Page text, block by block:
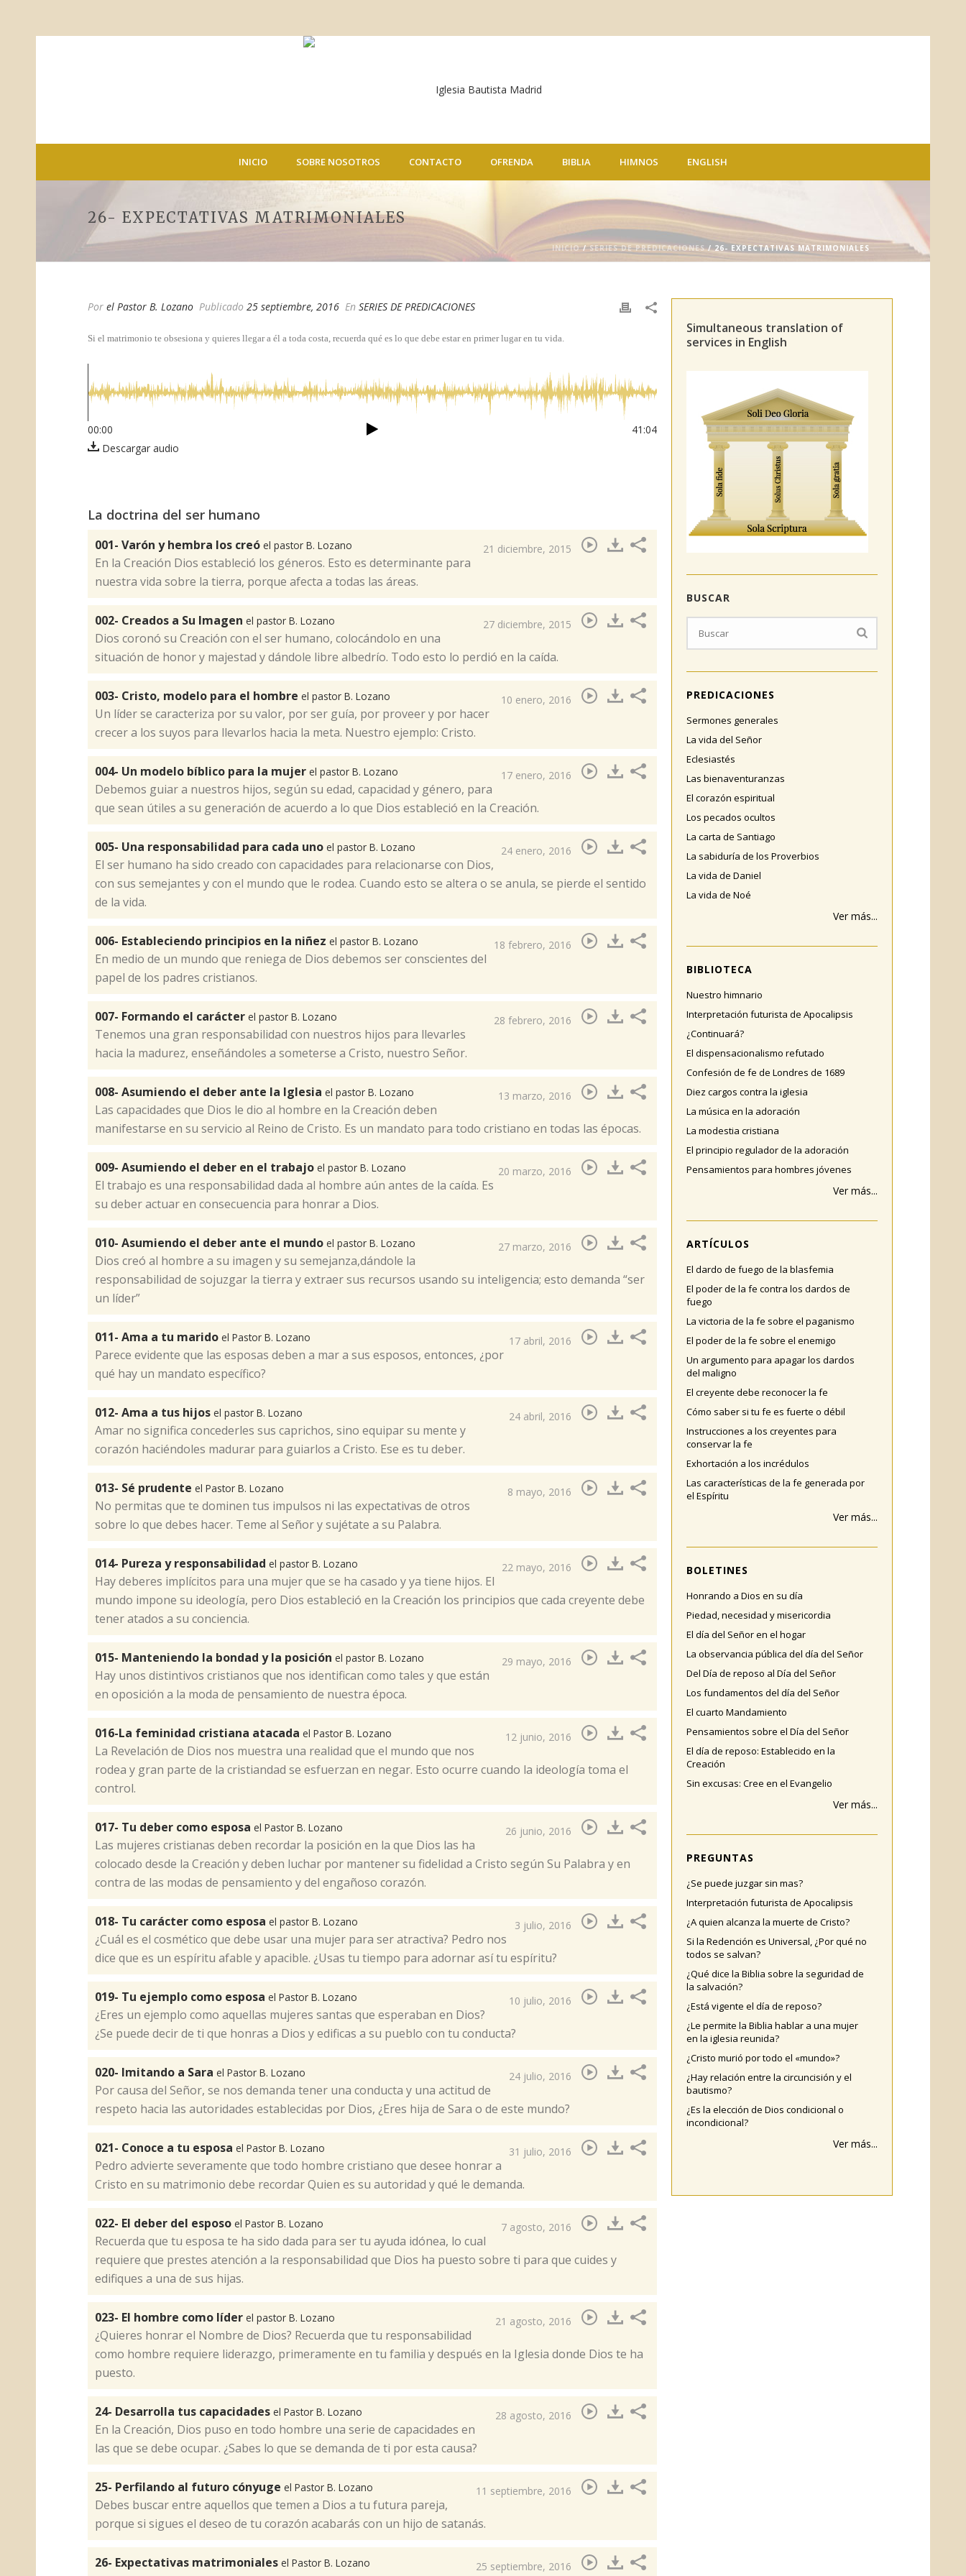
INICIO SOBRE NOSOTROS CONTACTO OFRENDA BIBLIA HIMNOS ENGLISH
26- EXPECTATIVAS MATRIMONIALES
INICIO/SERIES DE PREDICACIONES/ 26- EXPECTATIVAS MATRIMONIALES
Por el Pastor B. Lozano Publicado 25 septiembre, 2016 En SERIES DE PREDICACIONES
Si el matrimonio te obsesiona y quieres llegar a él a toda costa, recuerda qué es lo que debe estar en primer lugar en tu vida.
00:00
41:04
Descargar audio
La doctrina del ser humano
001- Varón y hembra los creó el pastor B. Lozano 21 diciembre, 2015
​En la Creación Dios estableció los géneros. Esto es determinante para
nuestra vida sobre la tierra, porque afecta a todas las áreas.
002- Creados a Su Imagen el pastor B. Lozano 27 diciembre, 2015
​Dios coronó su Creación con el ser humano, colocándolo en una
situación de honor y majestad y dándole libre albedrío. Todo esto lo perdió en la caída.
003- Cristo, modelo para el hombre el pastor B. Lozano 10 enero, 2016
​Un líder se caracteriza por su valor, por ser guía, por proveer y por hacer
crecer a los suyos para llevarlos hacia la meta. Nuestro ejemplo: Cristo.
004- Un modelo bíblico para la mujer el pastor B. Lozano 17 enero, 2016
​Debemos guiar a nuestros hijos, según su edad, capacidad y género, para
que sean útiles a su generación de acuerdo a lo que Dios estableció en la Creación.
005- Una responsabilidad para cada uno el pastor B. Lozano 24 enero, 2016
​El ser humano ha sido creado con capacidades para relacionarse con Dios,
con sus semejantes y con el mundo que le rodea. Cuando esto se altera o se anula, se pierde el sentido
de la vida.
006- Estableciendo principios en la niñez el pastor B. Lozano 18 febrero, 2016
​En medio de un mundo que reniega de Dios debemos ser conscientes del
papel de los padres cristianos.
007- Formando el carácter el pastor B. Lozano 28 febrero, 2016
​Tenemos una gran responsabilidad con nuestros hijos para llevarles
hacia la madurez, enseñándoles a someterse a Cristo, nuestro Señor.
008- Asumiendo el deber ante la Iglesia el pastor B. Lozano 13 marzo, 2016
​Las capacidades que Dios le dio al hombre en la Creación deben
manifestarse en su servicio al Reino de Cristo. Es un mandato para todo cristiano en todas las épocas.
009- Asumiendo el deber en el trabajo el pastor B. Lozano 20 marzo, 2016
El trabajo es una responsabilidad dada al hombre aún antes de la caída. Es
su deber actuar en consecuencia para honrar a Dios.​
010- Asumiendo el deber ante el mundo el pastor B. Lozano 27 marzo, 2016
​Dios creó al hombre a su imagen y su semejanza,dándole la
responsabilidad de sojuzgar la tierra y extraer sus recursos usando su inteligencia; esto demanda “ser
un líder”
011- Ama a tu marido el Pastor B. Lozano 17 abril, 2016
Parece evidente que las esposas deben a mar a sus esposos, entonces, ¿por
qué hay un mandato específico?​
012- Ama a tus hijos el pastor B. Lozano 24 abril, 2016
Amar no significa concederles sus caprichos, sino equipar su mente y
corazón haciéndoles madurar para guiarlos a Cristo. Ese es tu deber.​
013- Sé prudente el Pastor B. Lozano 8 mayo, 2016
​No permitas que te dominen tus impulsos ni las expectativas de otros
sobre lo que debes hacer. Teme al Señor y sujétate a su Palabra.
014- Pureza y responsabilidad el pastor B. Lozano 22 mayo, 2016
Hay deberes implícitos para una mujer que se ha casado y ya tiene hijos. El
mundo impone su ideología, pero Dios estableció en la Creación los principios que cada creyente debe
tener atados a su conciencia.​
015- Manteniendo la bondad y la posición el pastor B. Lozano 29 mayo, 2016
Hay unos distintivos cristianos que nos identifican como tales y que están
en oposición a la moda de pensamiento de nuestra época.​
016-La feminidad cristiana atacada el Pastor B. Lozano 12 junio, 2016
La Revelación de Dios nos muestra una realidad que el mundo que nos
rodea y gran parte de la cristiandad se esfuerzan en negar. Esto ocurre cuando la ideología toma el
control.​
017- Tu deber como esposa el Pastor B. Lozano 26 junio, 2016
Las mujeres cristianas deben recordar la posición en la que Dios las ha
colocado desde la Creación y deben luchar por mantener su fidelidad a Cristo según Su Palabra y en
contra de las modas de pensamiento y del engañoso corazón.​
018- Tu carácter como esposa el pastor B. Lozano 3 julio, 2016
¿Cuál es el cosmético que debe usar una mujer para ser atractiva? Pedro nos
dice que es un espíritu afable y apacible. ¿Usas tu tiempo para adornar así tu espíritu?​
019- Tu ejemplo como esposa el Pastor B. Lozano 10 julio, 2016
¿Eres un ejemplo como aquellas mujeres santas que esperaban en Dios?
¿Se puede decir de ti que honras a Dios y edificas a su pueblo con tu conducta?​
020- Imitando a Sara el Pastor B. Lozano 24 julio, 2016
Por causa del Señor, se nos demanda tener una conducta y una actitud de
respeto hacia las autoridades establecidas por Dios, ¿Eres hija de Sara o de este mundo? ​
021- Conoce a tu esposa el Pastor B. Lozano 31 julio, 2016
Pedro advierte severamente que todo hombre cristiano que desee honrar a
Cristo en su matrimonio debe recordar Quien es su autoridad y qué le demanda.​
022- El deber del esposo el Pastor B. Lozano 7 agosto, 2016
Recuerda que tu esposa te ha sido dada para ser tu ayuda idónea, lo cual
requiere que prestes atención a la responsabilidad que Dios ha puesto sobre ti para que cuides y
edifiques a una de sus hijas.​
023- El hombre como líder el pastor B. Lozano 21 agosto, 2016
¿Quieres honrar el Nombre de Dios? Recuerda que tu responsabilidad
como hombre requiere liderazgo, primeramente en tu familia y después en la Iglesia donde Dios te ha
puesto.
24- Desarrolla tus capacidades el Pastor B. Lozano 28 agosto, 2016
En la Creación, Dios puso en todo hombre una serie de capacidades en
las que se debe ocupar. ¿Sabes lo que se demanda de ti por esta causa?
25- Perfilando al futuro cónyuge el Pastor B. Lozano 11 septiembre, 2016
Debes buscar entre aquellos que temen a Dios a tu futura pareja,
porque si sigues el deseo de tu corazón acabarás con un hijo de satanás.​
26- Expectativas matrimoniales el Pastor B. Lozano 25 septiembre, 2016
Simultaneous translation of
services in English
BUSCAR
PREDICACIONES
Sermones generales
La vida del Señor
Eclesiastés
Las bienaventuranzas
El corazón espiritual
Los pecados ocultos
La carta de Santiago
La sabiduría de los Proverbios
La vida de Daniel
La vida de Noé
Ver más...
BIBLIOTECA
Nuestro himnario
Interpretación futurista de Apocalipsis
¿Continuará?
El dispensacionalismo refutado
Confesión de fe de Londres de 1689
Diez cargos contra la iglesia
La música en la adoración
La modestia cristiana
El principio regulador de la adoración
Pensamientos para hombres jóvenes
Ver más...
ARTÍCULOS
El dardo de fuego de la blasfemia
El poder de la fe contra los dardos de
fuego
La victoria de la fe sobre el paganismo
El poder de la fe sobre el enemigo
Un argumento para apagar los dardos
del maligno
El creyente debe reconocer la fe
Cómo saber si tu fe es fuerte o débil
Instrucciones a los creyentes para
conservar la fe
Exhortación a los incrédulos
Las características de la fe generada por
el Espíritu
Ver más...
BOLETINES
Honrando a Dios en su día
Piedad, necesidad y misericordia
El día del Señor en el hogar
La observancia pública del día del Señor
Del Día de reposo al Día del Señor
Los fundamentos del día del Señor
El cuarto Mandamiento
Pensamientos sobre el Día del Señor
El día de reposo: Establecido en la
Creación
Sin excusas: Cree en el Evangelio
Ver más...
PREGUNTAS
¿Se puede juzgar sin mas?
Interpretación futurista de Apocalipsis
¿A quien alcanza la muerte de Cristo?
Si la Redención es Universal, ¿Por qué no
todos se salvan?
¿Qué dice la Biblia sobre la seguridad de
la salvación?
¿Está vigente el día de reposo?
¿Le permite la Biblia hablar a una mujer
en la iglesia reunida?
¿Cristo murió por todo el «mundo»?
¿Hay relación entre la circuncisión y el
bautismo?
¿Es la elección de Dios condicional o
incondicional?
Ver más...